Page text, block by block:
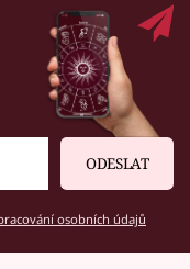
ODESLAT
osobních údajů